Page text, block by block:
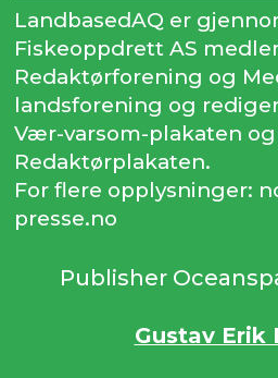
LandbasedAQ er
Fiskeoppdrett AS
Redaktørforening og
landsforening og
Vær-varsom-plakaten og
Redaktørplakaten.
For flere opplysninger:
presse.no
Publisher
Gustav Erik